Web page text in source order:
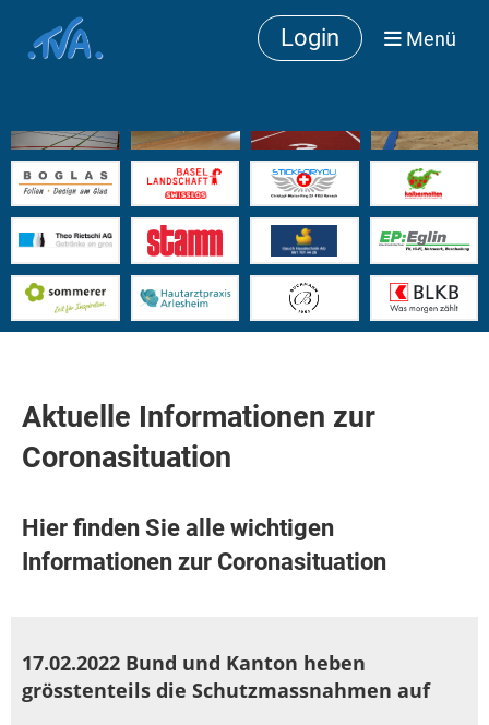
Login Menü
Aktuelle Informationen zur
Coronasituation
Hier finden Sie alle wichtigen
Informationen zur Coronasituation
17.02.2022 Bund und Kanton heben
grösstenteils die Schutzmassnahmen auf